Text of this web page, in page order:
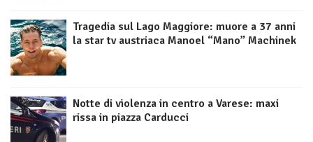
Tragedia sul Lago Maggiore: muore a 37 anni
la star tv austriaca Manoel “Mano” Machinek
Notte di violenza in centro a Varese: maxi
rissa in piazza Carducci